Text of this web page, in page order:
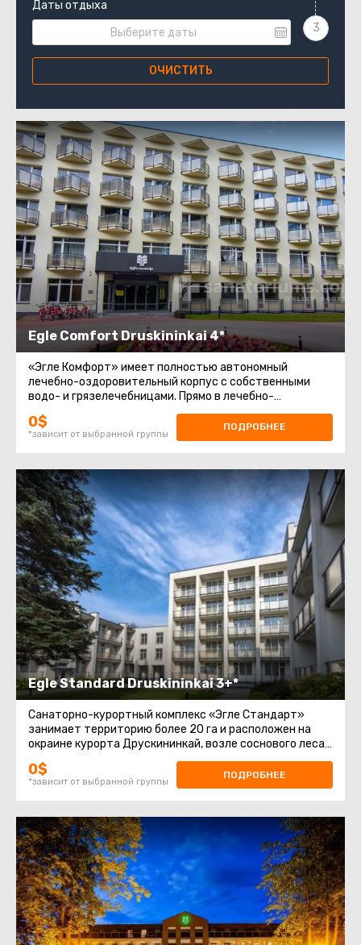
Даты отдыха
ОЧИСТИТЬ
Egle Comfort Druskininkai 4*
«Эгле Комфорт» имеет полностью автономный
лечебно-оздоровительный корпус с собственными
водо- и грязелечебницами. Прямо в лечебно-
оздоровительном центре расположен
0$
*зависит от выбранной группы
ПОДРОБНЕЕ
Egle Standard Druskininkai 3+*
Санаторно-курортный комплекс «Эгле Стандарт»
занимает территорию более 20 га и расположен на
окраине курорта Друскининкай, возле соснового леса
и озера. До центра курорта
0$
*зависит от выбранной группы
ПОДРОБНЕЕ